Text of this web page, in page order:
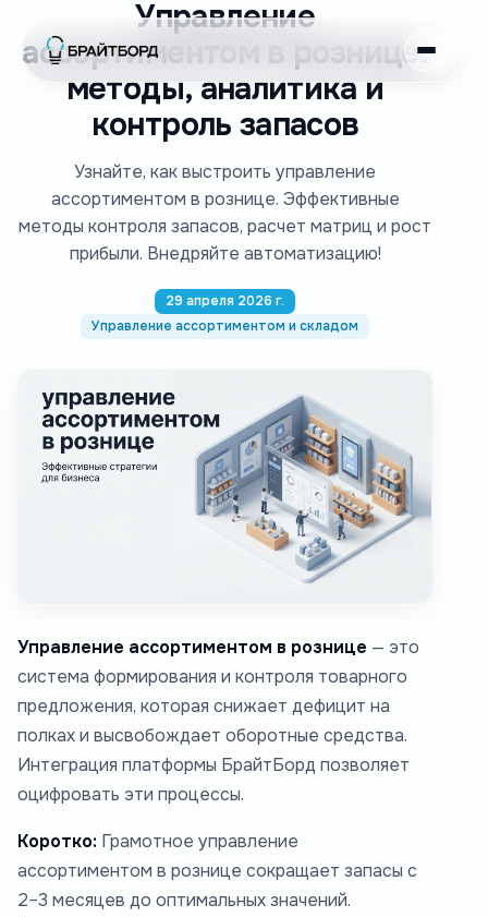
Управление
ассортиментом в рознице:
методы, аналитика и
контроль запасов
Узнайте, как выстроить управление
ассортиментом в рознице. Эффективные
методы контроля запасов, расчет матриц и рост
прибыли. Внедряйте автоматизацию!
29 апреля 2026 г.
Управление ассортиментом и складом
Управление ассортиментом в рознице — это
система формирования и контроля товарного
предложения, которая снижает дефицит на
полках и высвобождает оборотные средства.
Интеграция платформы БрайтБорд позволяет
оцифровать эти процессы.
Коротко: Грамотное управление
ассортиментом в рознице сокращает запасы с
2–3 месяцев до оптимальных значений.